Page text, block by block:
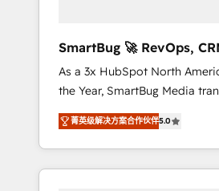
agents, and high-integrity
reporting clarity. Security & Compliance: SOC
2 Type I and HIPAA attested
grade data security. 🏆 Why Bluleadz? GTM
OS Partner | 16+ Years
Five-Star Reviews
SmartBug 🚀 RevOps,
Integration Experts
As a 3x HubSpot North
the Year, SmartBug Media
customer lifecycle into a
unified ecosystem includes
divisions Globalia (AI &
Success Media (Paid Media),
菁英级解决方案合作伙伴5.0